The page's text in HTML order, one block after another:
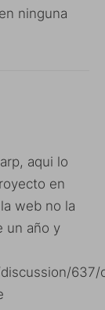
ninguna
aqui lo
en
web no la
un año y
637/